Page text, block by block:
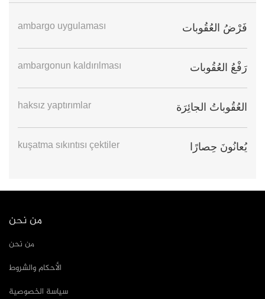
فَرْضُ العُقُوبات ambargo uygulaması
رَفْعُ العُقُوبات ambargonun kaldırılması
العُقُوباتُ الجائِرَة haksız yaptırımlar
يُعانُونَ حِصارًا kuşatma sıkıntısı çektiler
من نحن
من نحن
الأحكام والشروط
سياسة الخصوصية